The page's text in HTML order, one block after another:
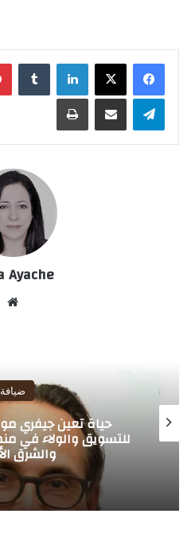
لينكدإن
Ayache
ضيافة
روزوود أبوظبي
– لي روش تطلقان
الجيل الجديد من